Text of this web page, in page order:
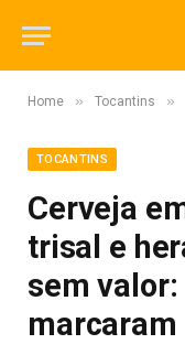
Home » Tocantins »
TOCANTINS
Cerveja
trisal e
sem
marcaram